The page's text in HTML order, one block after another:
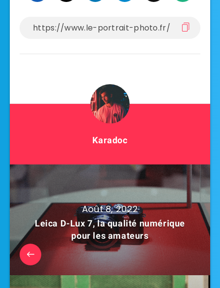
Karadoc
Août 8, 2022
Leica D-Lux 7, la qualité numérique
pour les amateurs